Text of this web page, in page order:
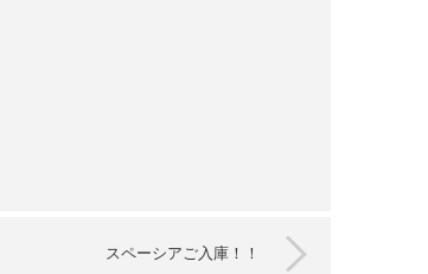
スペーシアご入庫！！